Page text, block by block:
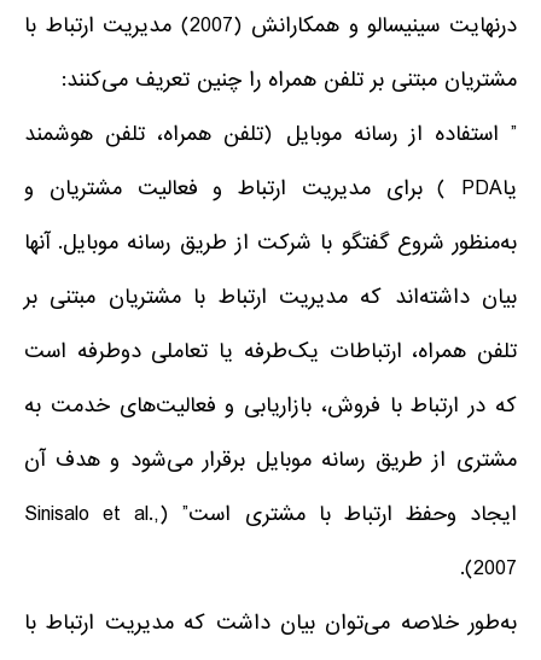
درنهایت سینیسالو و همکارانش (2007) مدیریت ارتباط با
مشتریان مبتنی بر تلفن همراه را چنین تعریف می‌کنند:
” استفاده از رسانه موبایل (تلفن همراه، تلفن هوشمند
یاPDA ) برای مدیریت ارتباط و فعالیت مشتریان و
به‌منظور شروع گفتگو با شرکت از طریق رسانه موبایل. آنها
بیان داشته‌اند که مدیریت ارتباط با مشتریان مبتنی بر
تلفن همراه، ارتباطات یک‌طرفه یا تعاملی دوطرفه است
که در ارتباط با فروش، بازاریابی و فعالیت‌های خدمت به
مشتری از طریق رسانه موبایل برقرار می‌شود و هدف آن
ایجاد وحفظ ارتباط با مشتری است” (Sinisalo et al.,
2007).
به‌طور خلاصه می‌توان بیان داشت که مدیریت ارتباط با